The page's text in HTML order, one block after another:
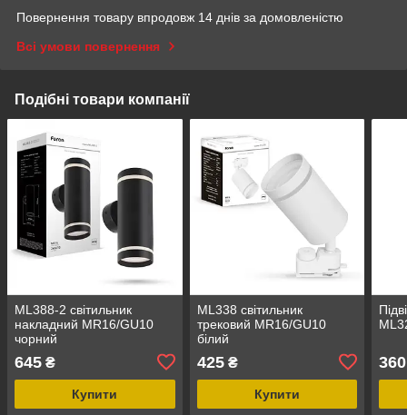
Повернення товару впродовж 14 днів за домовленістю
Всі умови повернення
Подібні товари компанії
ML388-2 свiтильник
накладний MR16/GU10
чорний
645 ₴
Купити
ML338 світильник
трековий MR16/GU10
білий
425₴
Купити
360